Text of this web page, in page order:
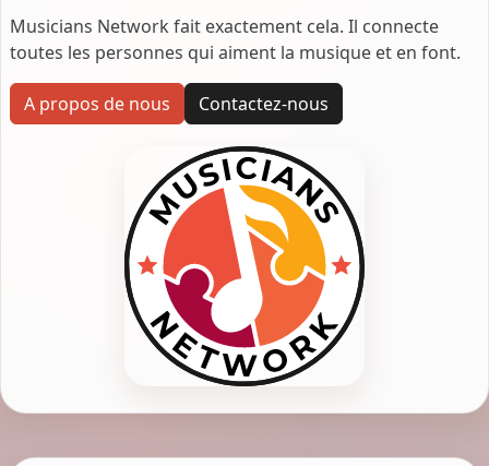
Musicians Network fait exactement cela. Il connecte
toutes les personnes qui aiment la musique et en font.
A propos de nous Contactez-nous